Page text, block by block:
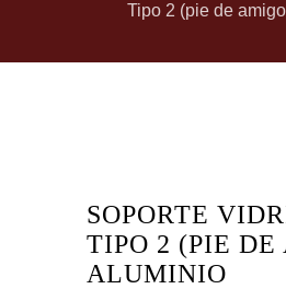
Tipo 2 (pie de
SOPORTE
TIPO 2 (PIE DE
ALUMINIO